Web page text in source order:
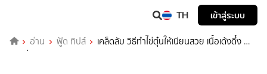
TH เข้าสู่ระบบ
อ่าน ฟู้ด ทิปส์
เคล็ดลับ วิธีทำไข่ตุ๋นให้เนียนสวย เนื้อเด้งดึ๋ง ทำ
ตามง่าย